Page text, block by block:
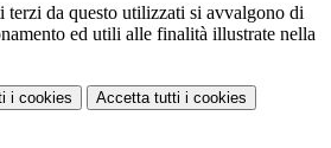
terzi da questo utilizzati si avvalgono di
ed utili alle finalità illustrate nella
i cookies Accetta tutti i cookies